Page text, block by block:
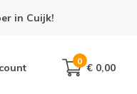
geopend!
0
€ 0,00